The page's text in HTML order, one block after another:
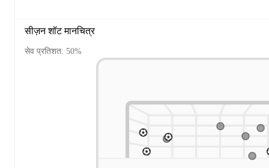
सीज़न शॉट मानचित्र
सेव प्रतिशत: 50%